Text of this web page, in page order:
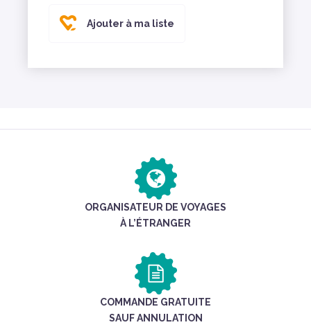
Ajouter à ma liste
ORGANISATEUR DE VOYAGES
À L’ÉTRANGER
COMMANDE GRATUITE
SAUF ANNULATION